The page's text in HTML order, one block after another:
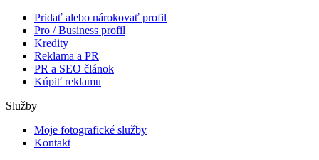
Pridať alebo nárokovať profil
Pro / Business profil
Kredity
Reklama a PR
PR a SEO článok
Kúpiť reklamu
Služby
Moje fotografické služby
Kontakt